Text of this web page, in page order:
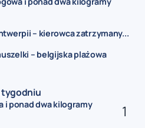
– kierowca zatrzymany...
– belgijska plażowa
tygodniu
i ponad dwa kilogramy